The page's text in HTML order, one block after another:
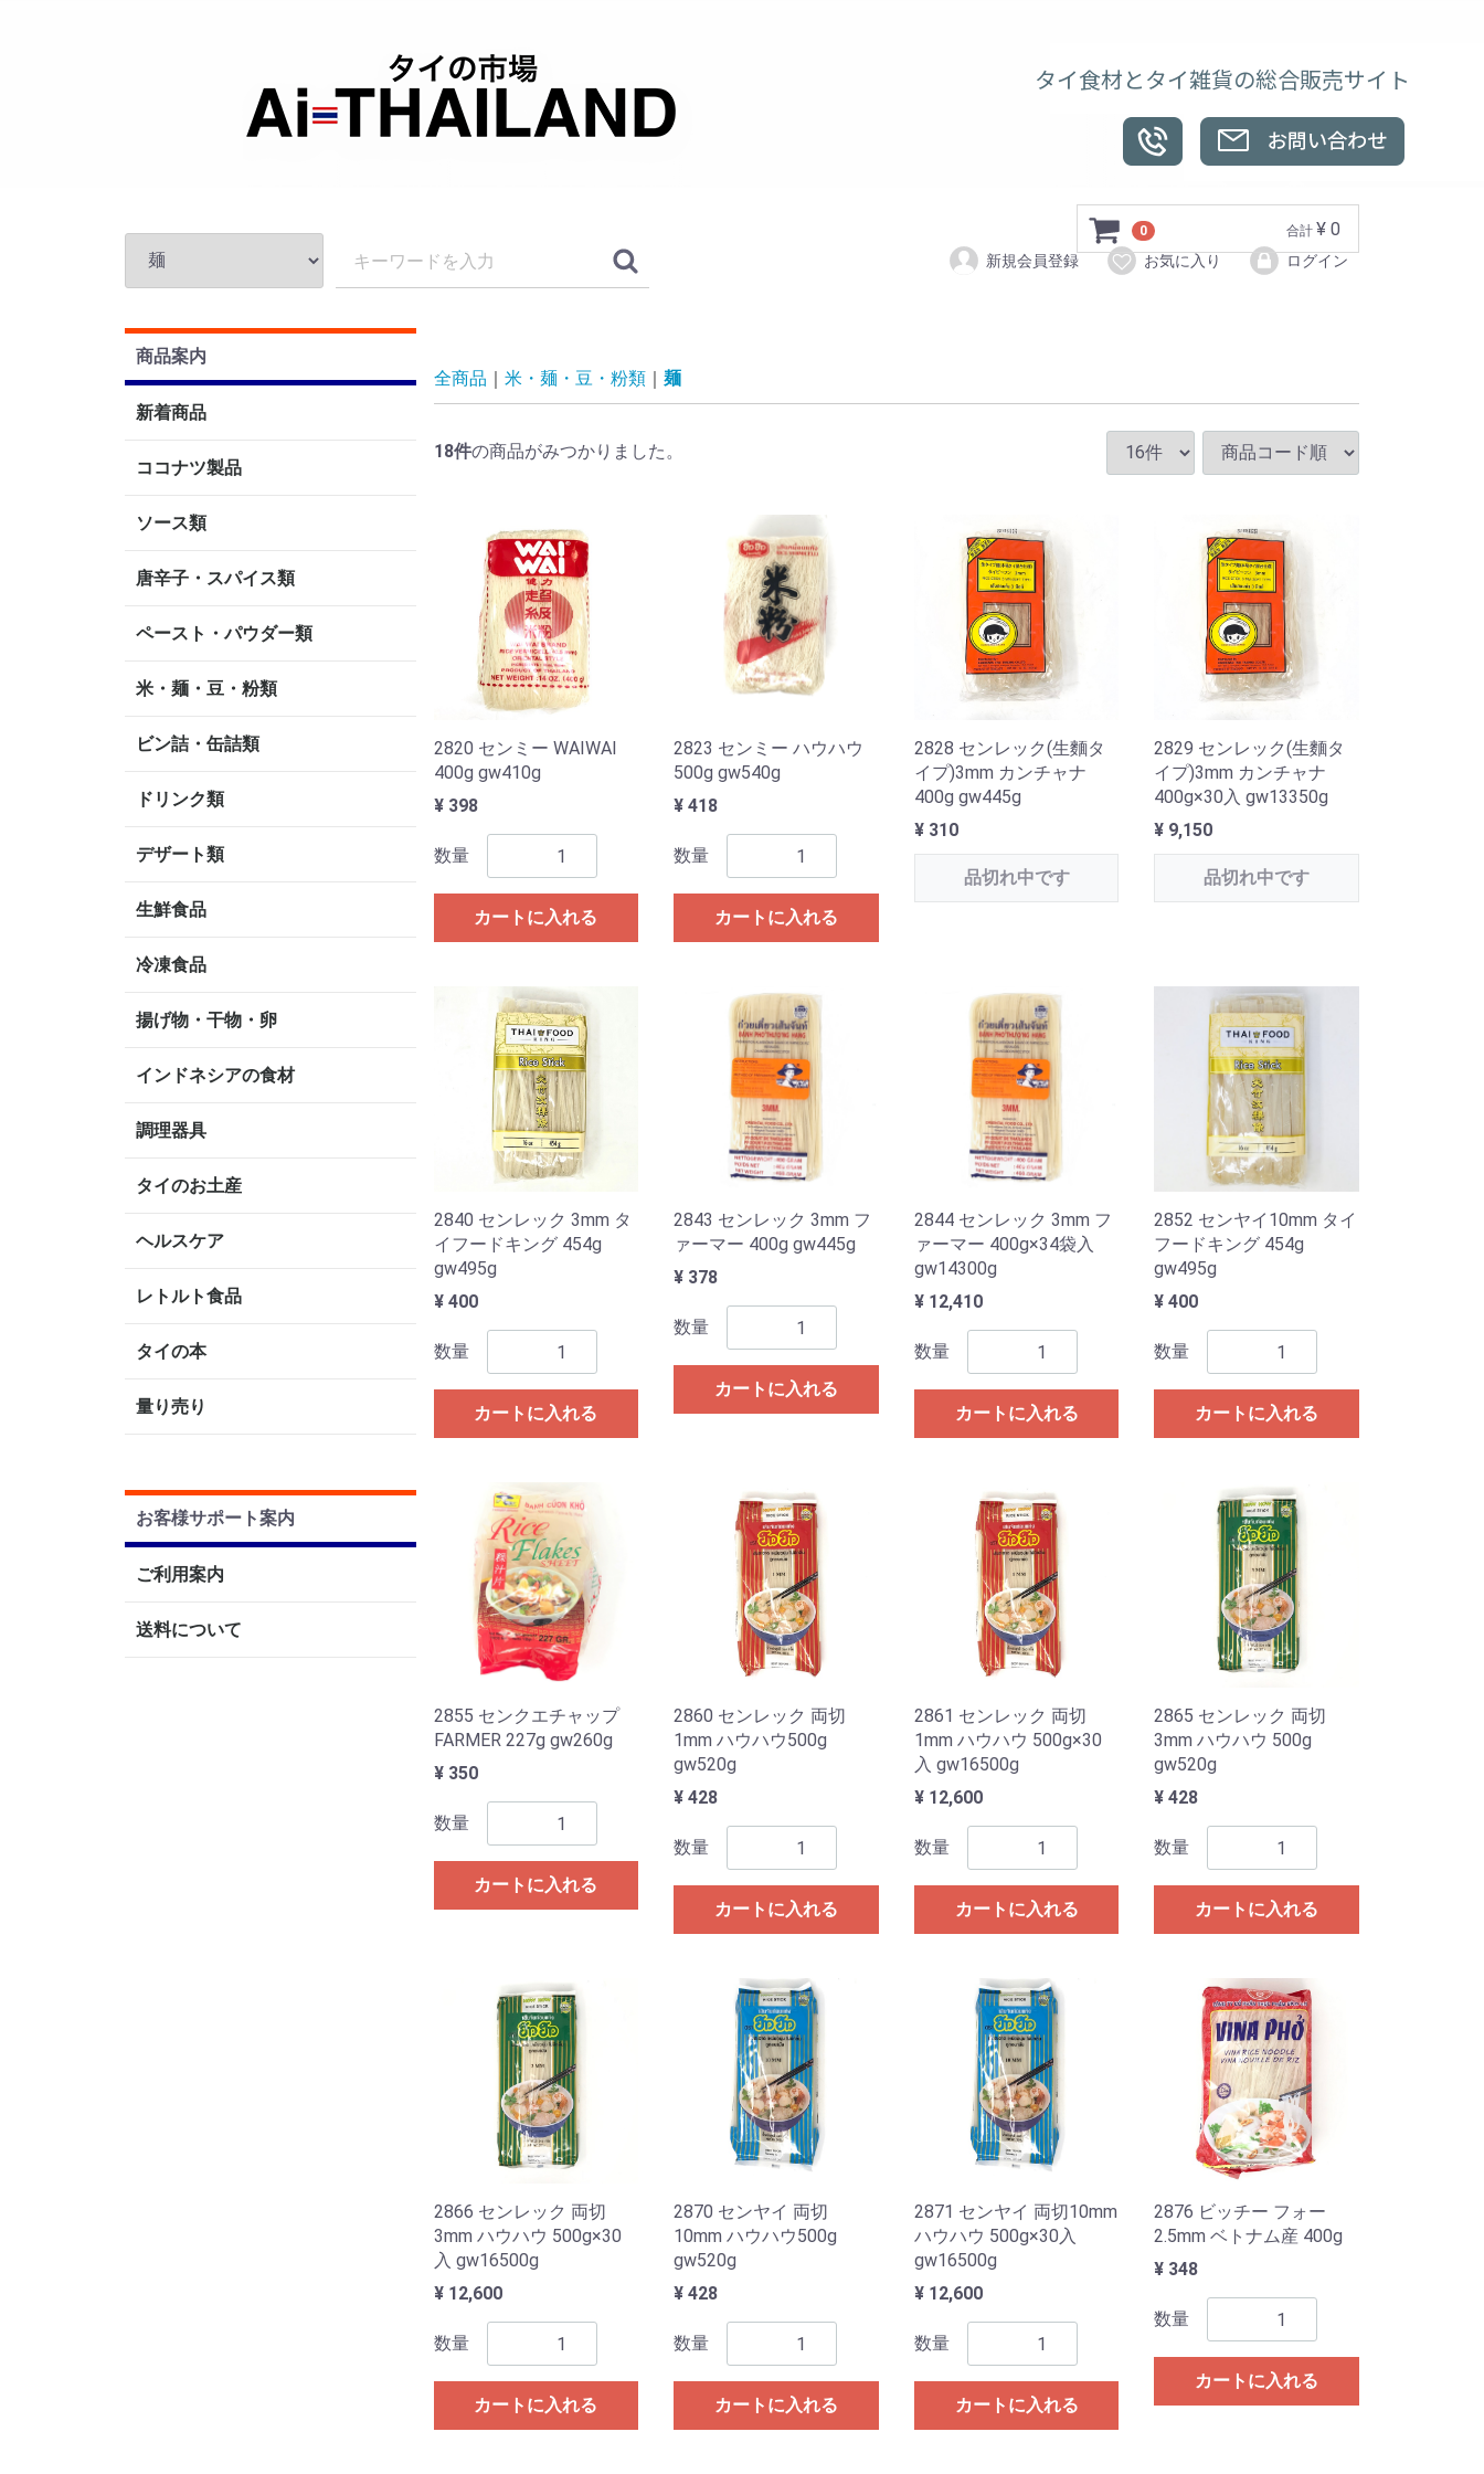
タイ食材とタイ雑貨の総合販売サイト
0 合計 ¥ 0
新規会員登録 お気に入り ログイン
商品案内
新着商品
ココナツ製品
ソース類
唐辛子・スパイス類
ペースト・パウダー類
米・麺・豆・粉類
ビン詰・缶詰類
ドリンク類
デザート類
生鮮食品
冷凍食品
揚げ物・干物・卵
インドネシアの食材
調理器具
タイのお土産
ヘルスケア
レトルト食品
タイの本
量り売り
お客様サポート案内
ご利用案内
送料について
全商品 米・麺・豆・粉類 麺
18件の商品がみつかりました。
2820 センミー WAIWAI
400g gw410g
¥ 398
数量
カートに入れる
2823 センミー ハウハウ
500g gw540g
¥ 418
数量
カートに入れる
2828 センレック(生麵タ
イプ)3mm カンチャナ
400g gw445g
¥ 310
品切れ中です
2829 センレック(生麵タ
イプ)3mm カンチャナ
400g×30入 gw13350g
¥ 9,150
品切れ中です
2840 センレック 3mm タ
イフードキング 454g
gw495g
¥ 400
数量
カートに入れる
2843 センレック 3mm フ
ァーマー 400g gw445g
¥ 378
数量
カートに入れる
2844 センレック 3mm フ
ァーマー 400g×34袋入
gw14300g
¥ 12,410
数量
カートに入れる
2852 センヤイ10mm タイ
フードキング 454g
gw495g
¥ 400
数量
カートに入れる
2855 センクエチャップ
FARMER 227g gw260g
¥ 350
数量
カートに入れる
2860 センレック 両切
1mm ハウハウ500g
gw520g
¥ 428
数量
カートに入れる
2861 センレック 両切
1mm ハウハウ 500g×30
入 gw16500g
¥ 12,600
数量
カートに入れる
2865 センレック 両切
3mm ハウハウ 500g
gw520g
¥ 428
数量
カートに入れる
2866 センレック 両切
3mm ハウハウ 500g×30
入 gw16500g
¥ 12,600
数量
カートに入れる
2870 センヤイ 両切
10mm ハウハウ500g
gw520g
¥ 428
数量
カートに入れる
2871 センヤイ 両切10mm
ハウハウ 500g×30入
gw16500g
¥ 12,600
数量
カートに入れる
2876 ビッチー フォー
2.5mm ベトナム産 400g
¥ 348
数量
カートに入れる